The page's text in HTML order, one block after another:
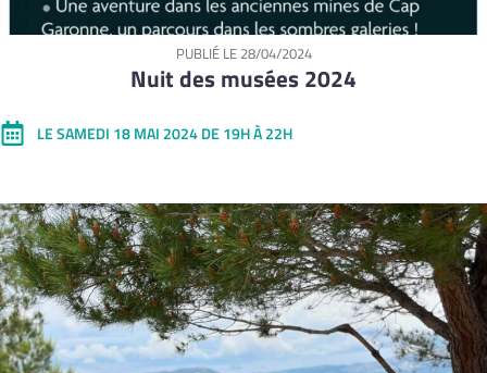
PUBLIÉ LE 28/04/2024
Nuit des musées 2024
LE SAMEDI 18 MAI 2024 DE 19H À 22H